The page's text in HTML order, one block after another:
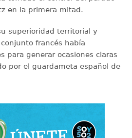
en la primera mitad.
superioridad territorial y
francés había
para generar ocasiones claras
por el guardameta español de